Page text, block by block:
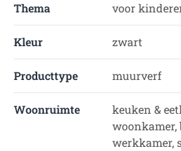
Thema voor
Kleur zwart
Producttype muurverf
Woonruimte
keuken &
woonkamer,
werkkamer,